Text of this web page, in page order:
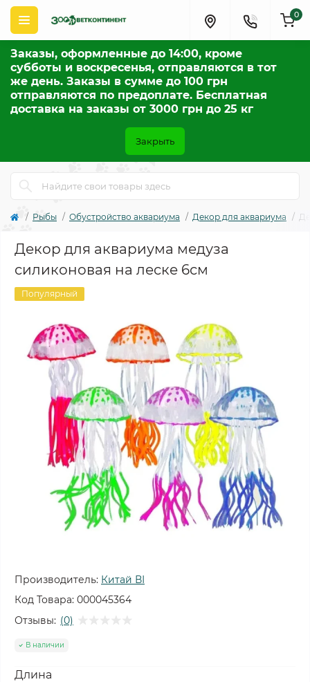
Заказы, оформленные до 14:00, кроме
субботы и воскресенья, отправляются в тот
же день. Заказы в сумме до 100 грн
отправляются по предоплате. Бесплатная
доставка на заказы от 3000 грн до 25 кг
Закрыть
0
Рыбы Обустройство аквариума Декор для аквариума
Декор для аквариума медуза
силиконовая на леске 6см
Популярный
Производитель: Китай ВІ
Код Товара: 000045364
Отзывы: (0)
В наличии
Длина